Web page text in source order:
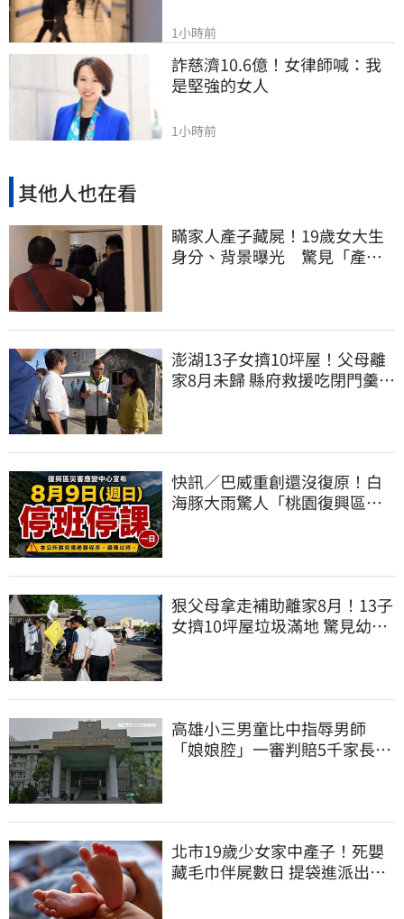
1小時前
詐慈濟10.6億！女律師喊：我
是堅強的女人
1小時前
其他人也在看
瞞家人產子藏屍！19歲女大生
身分、背景曝光 驚見「產檢
澎湖13子女擠10坪屋！父母離
家8月未歸 縣府救援吃閉門羹原
快訊／巴威重創還沒復原！白
海豚大雨驚人「桃園復興區」
狠父母拿走補助離家8月！13子
女擠10坪屋垃圾滿地 驚見幼童
高雄小三男童比中指辱男師
「娘娘腔」一審判賠5千家長不
北市19歲少女家中產子！死嬰
藏毛巾伴屍數日 提袋進派出所